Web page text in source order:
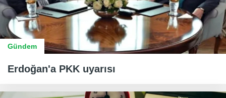
Gündem
Erdoğan'a PKK uyarısı